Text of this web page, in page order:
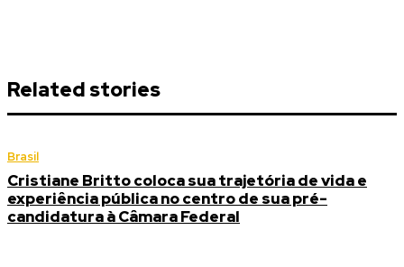
Related stories
Brasil
Cristiane Britto coloca sua trajetória de vida e
experiência pública no centro de sua pré-
candidatura à Câmara Federal